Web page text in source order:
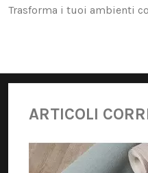
Trasforma i tuoi ambienti
ARTICOLI